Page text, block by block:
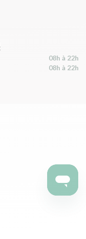
08h à 22h
08h à 22h